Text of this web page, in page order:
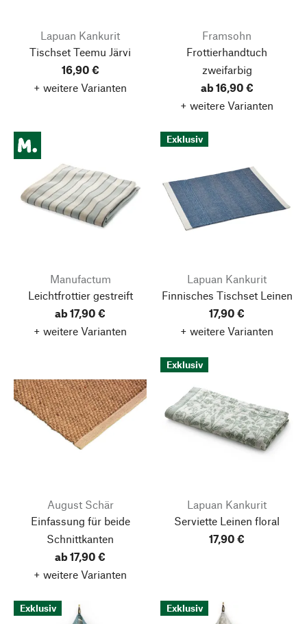
Lapuan Kankurit
Tischset Teemu Järvi
16,90 €
+ weitere Varianten
Framsohn
Frottierhandtuch
zweifarbig
ab 16,90 €
+ weitere Varianten
Manufactum
Leichtfrottier gestreift
ab 17,90 €
+ weitere Varianten
Exklusiv
Lapuan Kankurit
Finnisches Tischset Leinen
17,90 €
+ weitere Varianten
August Schär
Einfassung für beide
Schnittkanten
ab 17,90 €
+ weitere Varianten
Exklusiv
Lapuan Kankurit
Serviette Leinen floral
17,90 €
Exklusiv Exklusiv